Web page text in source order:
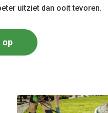
uitziet dan ooit tevoren.
op